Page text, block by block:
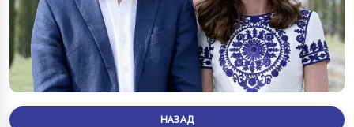
НАЗАД